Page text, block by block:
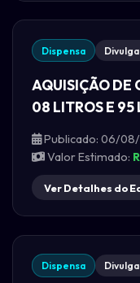
Dispensa
AQUISIÇÃO DE
08 LITROS E 95
Publicado: 06/
Valor Estimado:
Ver Detalhes do
Dispensa